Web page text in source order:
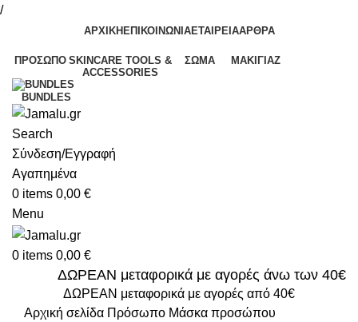
/
ΑΡΧΙΚΗ ΕΠΙΚΟΙΝΩΝΙΑΕΤΑΙΡΕΙΑΑΡΘΡΑ
ΠΡΌΣΩΠΟ SKINCARE TOOLS &
ACCESSORIES
ΣΏΜΑ ΜΑΚΙΓΙΆΖ
BUNDLES
Search
Σύνδεση/Εγγραφή
Αγαπημένα
0 items 0,00 €
Menu
0 items 0,00 €
ΔΩΡΕΑΝ μεταφορικά με αγορές άνω των 40€
ΔΩΡΕΑΝ μεταφορικά με αγορές από 40€
Αρχική σελίδα Πρόσωπο Μάσκα προσώπου